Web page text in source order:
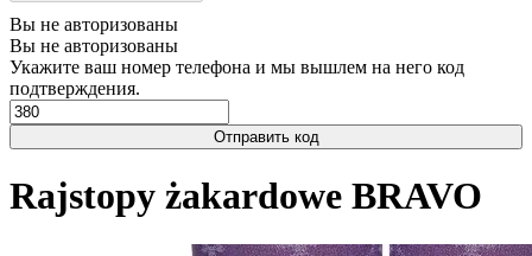
Вы не авторизованы
Вы не авторизованы
Укажите ваш номер телефона и мы вышлем на него код
подтверждения.
Отправить код
Rajstopy żakardowe BRAVO